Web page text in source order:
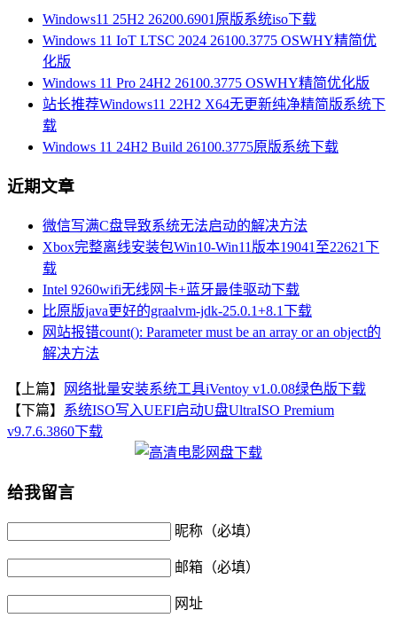
Windows11 25H2 26200.6901原版系统iso下载
Windows 11 IoT LTSC 2024 26100.3775 OSWHY精简优
化版
Windows 11 Pro 24H2 26100.3775 OSWHY精简优化版
站长推荐Windows11 22H2 X64无更新纯净精简版系统下
载
Windows 11 24H2 Build 26100.3775原版系统下载
近期文章
微信写满C盘导致系统无法启动的解决方法
Xbox完整离线安装包Win10-Win11版本19041至22621下
载
Intel 9260wifi无线网卡+蓝牙最佳驱动下载
比原版java更好的graalvm-jdk-25.0.1+8.1下载
网站报错count(): Parameter must be an array or an object的
解决方法
【上篇】
网络批量安装系统工具iVentoy v1.0.08绿色版下载
【下篇】 系统ISO写入UEFI启动U盘UltraISO Premium
v9.7.6.3860下载
给我留言
昵称（必填）
邮箱（必填）
网址